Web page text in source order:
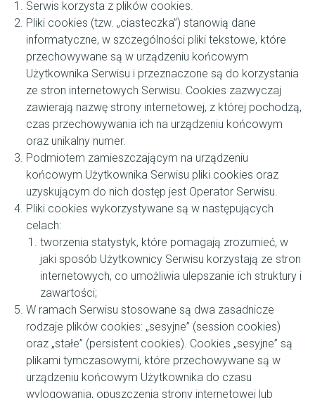
Serwis korzysta z plików cookies.
Pliki cookies (tzw. „ciasteczka”) stanowią dane
informatyczne, w szczególności pliki tekstowe, które
przechowywane są w urządzeniu końcowym
Użytkownika Serwisu i przeznaczone są do korzystania
ze stron internetowych Serwisu. Cookies zazwyczaj
zawierają nazwę strony internetowej, z której pochodzą,
czas przechowywania ich na urządzeniu końcowym
oraz unikalny numer.
Podmiotem zamieszczającym na urządzeniu
końcowym Użytkownika Serwisu pliki cookies oraz
uzyskującym do nich dostęp jest Operator Serwisu.
Pliki cookies wykorzystywane są w następujących
celach:
tworzenia statystyk, które pomagają zrozumieć, w
jaki sposób Użytkownicy Serwisu korzystają ze stron
internetowych, co umożliwia ulepszanie ich struktury i
zawartości;
W ramach Serwisu stosowane są dwa zasadnicze
rodzaje plików cookies: „sesyjne” (session cookies)
oraz „stałe” (persistent cookies). Cookies „sesyjne” są
plikami tymczasowymi, które przechowywane są w
urządzeniu końcowym Użytkownika do czasu
wylogowania, opuszczenia strony internetowej lub